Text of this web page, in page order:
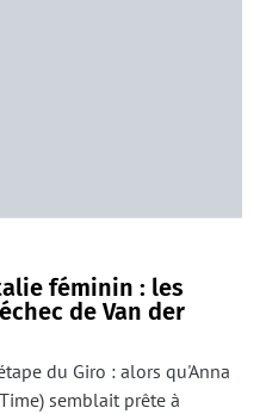
féminin : les
de Van der
du Giro : alors qu'Anna
semblait prête à